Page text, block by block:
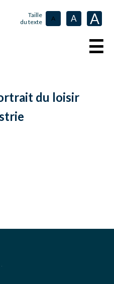
Taille
du texte
A A A
☰
du loisir